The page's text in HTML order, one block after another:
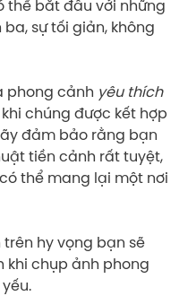
thể bắt đầu với những
sự tối giản, không
phong cảnh yêu thích
chúng được kết hợp
đảm bảo rằng bạn
tiền cảnh rất tuyệt,
thể mang lại một nơi
hy vọng bạn sẽ
khi chụp ảnh phong